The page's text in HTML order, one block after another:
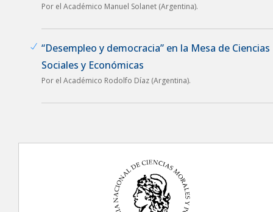
Por el Académico Manuel Solanet (Argentina).
“Desempleo y democracia” en la Mesa de Ciencias
Sociales y Económicas
Por el Académico Rodolfo Díaz (Argentina).